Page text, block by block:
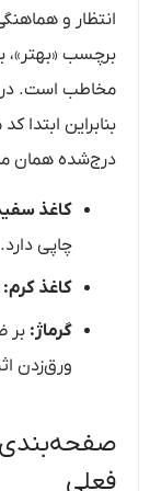
انتظار و
برچسب «بهتر»،
مخاطب است. در
بنابراین
درج‌شده همان
کاغذ
چاپی دارد.
کاغذ کرم:
گرماژ: بر
ورق‌زدن
صفحه‌بندی
فعلی